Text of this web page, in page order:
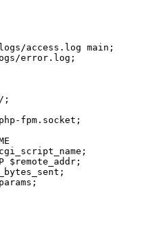
access.log main;
error.log;
;
fpm.socket;
$remote_addr;